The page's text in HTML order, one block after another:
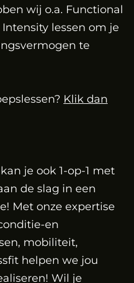
wij o.a. Functional
lessen om je
te
Klik dan
je ook 1-op-1 met
de slag in een
Met onze expertise
en
mobiliteit,
helpen we jou
Wil je